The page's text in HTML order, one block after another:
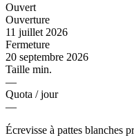
Ouvert
Ouverture
11 juillet 2026
Fermeture
20 septembre 2026
Taille min.
—
Quota / jour
—
Écrevisse à pattes blanches